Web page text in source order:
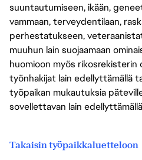
suuntautumiseen, ikään,
vammaan, terveydentilaan,
perhestatukseen,
muuhun lain suojaamaan
huomioon myös rikosrekisterin
työnhakijat lain edellyttämällä
työpaikan mukautuksia
sovellettavan lain
Takaisin työpaikkaluetteloon